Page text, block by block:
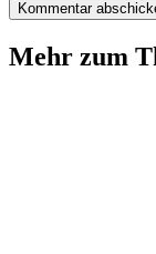
Mehr zum